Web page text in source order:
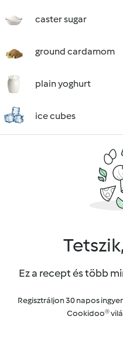
caster sugar
ground cardamom
plain yoghurt
ice cubes
Ez a recept és több
Regisztráljon 30 napos
Cookidoo®